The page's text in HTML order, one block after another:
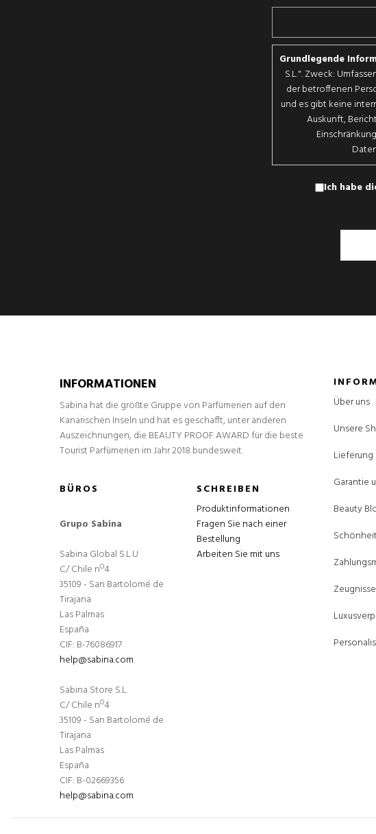
Grundlegende
S.L.". Zweck:
der betroffenen
und es gibt keine
Auskunft,
Ich habe
INFORMATIONEN
Sabina hat die größte Gruppe von Parfümerien auf den
Kanarischen Inseln und hat es geschafft, unter anderen
Auszeichnungen, die BEAUTY PROOF AWARD für die beste
Tourist Parfümerien im Jahr 2018 bundesweit.
BÜROS
Grupo Sabina
Sabina Global S.L.U
C/ Chile nº4
35109 - San Bartolomé de
Tirajana
Las Palmas
España
CIF: B-76086917
help@sabina.com
Sabina Store S.L.
C/ Chile nº4
35109 - San Bartolomé de
Tirajana
Las Palmas
España
CIF: B-02669356
help@sabina.com
SCHREIBEN
Produktinformationen
Fragen Sie nach einer
Bestellung
Arbeiten Sie mit uns
Über uns
Unsere
Lieferung
Garantie
Beauty
Zeugnisse